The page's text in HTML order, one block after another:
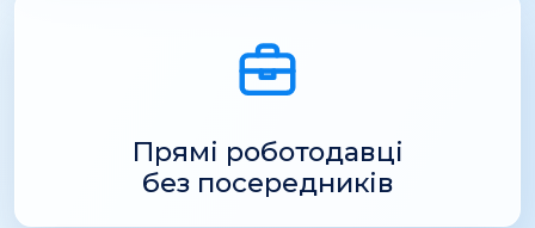
Прямі роботодавці
без посередників